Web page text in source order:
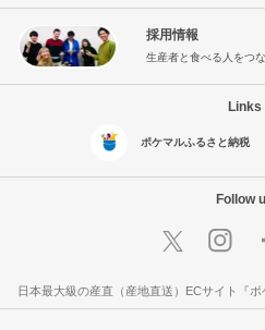
採用情報
生産者と食べる人をつ
Links
ポケマルふるさと納税
Follow
日本最大級の産直（産地直送）ECサイト『ポ